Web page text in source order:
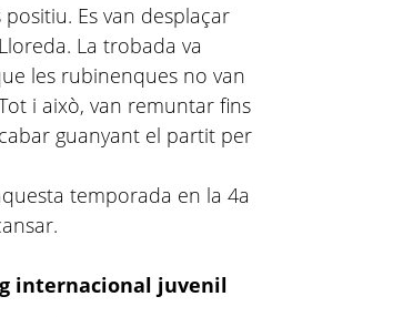
Es van desplaçar
La trobada va
les rubinenques no van
i això, van remuntar fins
guanyant el partit per
temporada en la 4a
internacional juvenil